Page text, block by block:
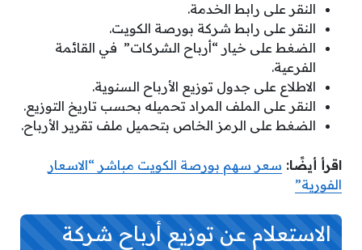
النقر على رابط الخدمة.
النقر على رابط شركة بورصة الكويت.
الضغط على خيار “أرباح الشركات” في القائمة
الفرعية.
الاطلاع على جدول توزيع الأرباح السنوية.
النقر على الملف المراد تحميله بحسب تاريخ التوزيع.
الضغط على الرمز الخاص بتحميل ملف تقرير الأرباح.
اقرأ أيضًا: سعر سهم بورصة الكويت مباشر “الاسعار
الفورية”
الاستعلام عن توزيع أرباح شركة